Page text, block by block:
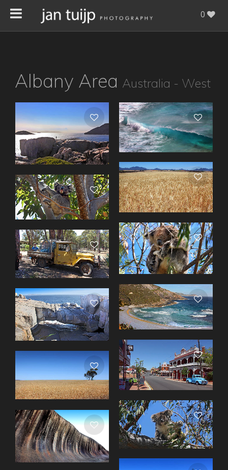
0
Albany Area Australia - West